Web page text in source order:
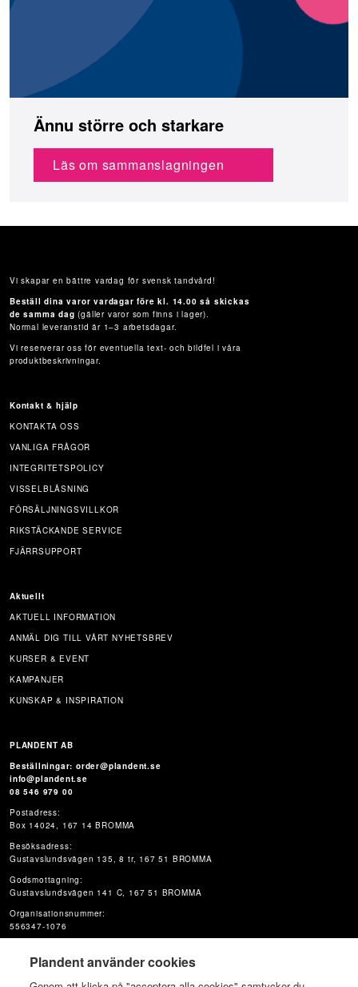
Ännu större och starkare
Läs om sammanslagningen
Vi skapar en bättre vardag för svensk tandvård!
Beställ dina varor vardagar före kl. 14.00 så skickas
de samma dag(gäller varor som finns i lager).
Normal leveranstid är 1–3 arbetsdagar.
Vi reserverar oss för eventuella text- och bildfel i våra
produktbeskrivningar.
Kontakt & hjälp
KONTAKTA OSS
VANLIGA FRÅGOR
INTEGRITETSPOLICY
VISSELBLÅSNING
FÖRSÄLJNINGSVILLKOR
RIKSTÄCKANDE SERVICE
FJÄRRSUPPORT
Aktuellt
AKTUELL INFORMATION
ANMÄL DIG TILL VÅRT NYHETSBREV
KURSER & EVENT
KAMPANJER
KUNSKAP & INSPIRATION
PLANDENT AB
Beställningar: order@plandent.se
info@plandent.se
08 546 979 00
Postadress:
Box 14024, 167 14 BROMMA
Besöksadress:
Gustavslundsvägen 135, 8 tr, 167 51 BROMMA
Godsmottagning:
Gustavslundsvägen 141 C, 167 51 BROMMA
Organisationsnummer:
556347-1076
Plandent använder cookies